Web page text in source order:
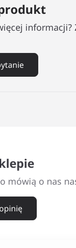
informacji?
mówią o nas